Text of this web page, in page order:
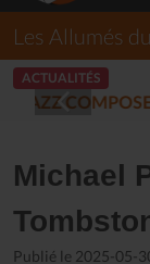
Les Allumés
ACTUALITÉS
Michael
Publié le 2025-05-